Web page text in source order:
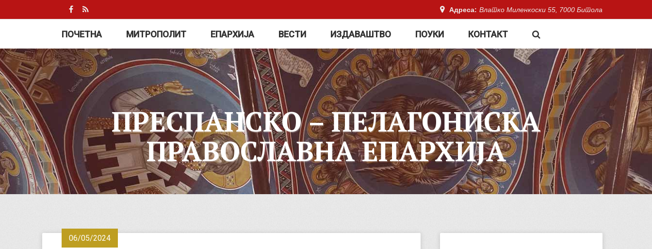
Адреса: Влатко Миленкоски 55, 7000 Битола
ПОЧЕТНА МИТРОПОЛИТ ЕПАРХИЈА ВЕСТИ ИЗДАВАШТВО ПОУКИ КОНТАКТ
ПРЕСПАНСКО – ПЕЛАГОНИСКА
ПРАВОСЛАВНА ЕПАРХИЈА
06/05/2024